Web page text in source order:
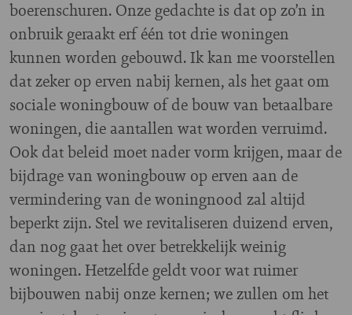
boerenschuren. Onze gedachte is dat op zo’n in
onbruik geraakt erf één tot drie woningen
kunnen worden gebouwd. Ik kan me voorstellen
dat zeker op erven nabij kernen, als het gaat om
sociale woningbouw of de bouw van betaalbare
woningen, die aantallen wat worden verruimd.
Ook dat beleid moet nader vorm krijgen, maar de
bijdrage van woningbouw op erven aan de
vermindering van de woningnood zal altijd
beperkt zijn. Stel we revitaliseren duizend erven,
dan nog gaat het over betrekkelijk weinig
woningen. Hetzelfde geldt voor wat ruimer
bijbouwen nabij onze kernen; we zullen om het